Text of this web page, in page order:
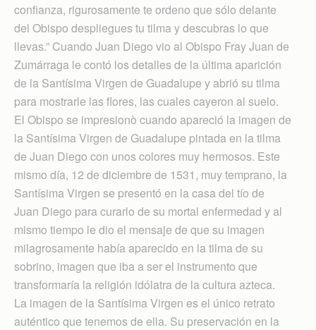
confianza, rigurosamente te ordeno que sólo delante
del Obispo despliegues tu tilma y descubras lo que
llevas.” Cuando Juan Diego vio al Obispo Fray Juan de
Zumárraga le contó los detalles de la última aparición
de la Santísima Virgen de Guadalupe y abrió su tilma
para mostrarle las flores, las cuales cayeron al suelo.
El Obispo se impresionò cuando apareció la imagen de
la Santísima Virgen de Guadalupe pintada en la tilma
de Juan Diego con unos colores muy hermosos. Este
mismo día, 12 de diciembre de 1531, muy temprano, la
Santísima Virgen se presentó en la casa del tío de
Juan Diego para curarlo de su mortal enfermedad y al
mismo tiempo le dio el mensaje de que su imagen
milagrosamente había aparecido en la tilma de su
sobrino, imagen que iba a ser el instrumento que
transformaría la religión idólatra de la cultura azteca.
La imagen de la Santísima Virgen es el único retrato
auténtico que tenemos de ella. Su preservación en la